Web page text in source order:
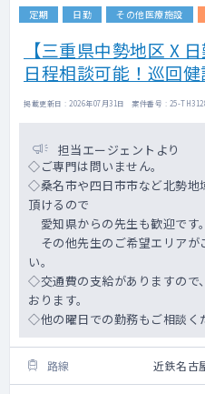
定期 日勤 その他医療施設
【三重県中勢地区 X
日程相談可能！巡回健
掲載更新日 : 2026年07月31日 案件番号 : 25-
担当エージェントより
◇ご専門は問いません。
◇桑名市や四日市市など北勢地
頂けるので
愛知県からの先生も歓迎です。
その他先生のご希望エリアが
い。
◇交通費の支給がありますので
おります。
◇他の曜日での勤務もご相談く
路線 近鉄名古